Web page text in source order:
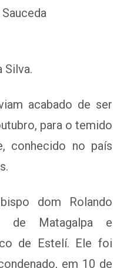
Silva.
acabado de ser
para o temido
conhecido no país
dom Rolando
de Matagalpa e
de Estelí. Ele foi
em 10 de